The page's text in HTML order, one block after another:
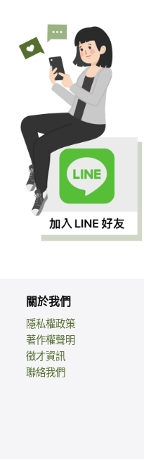
關於我們
隱私權政策
著作權聲明
徵才資訊
聯絡我們